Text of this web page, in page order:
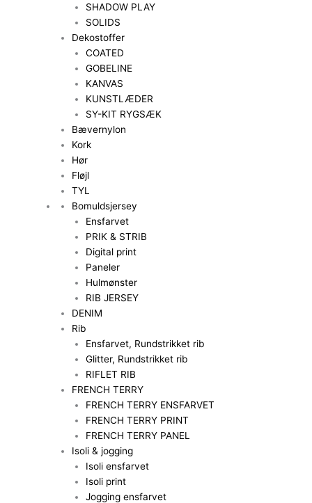
SHADOW PLAY
SOLIDS
Dekostoffer
COATED
GOBELINE
KANVAS
KUNSTLÆDER
SY-KIT RYGSÆK
Bævernylon
Kork
Hør
Fløjl
TYL
Bomuldsjersey
Ensfarvet
PRIK & STRIB
Digital print
Paneler
Hulmønster
RIB JERSEY
DENIM
Rib
Ensfarvet, Rundstrikket rib
Glitter, Rundstrikket rib
RIFLET RIB
FRENCH TERRY
FRENCH TERRY ENSFARVET
FRENCH TERRY PRINT
FRENCH TERRY PANEL
Isoli & jogging
Isoli ensfarvet
Isoli print
Jogging ensfarvet